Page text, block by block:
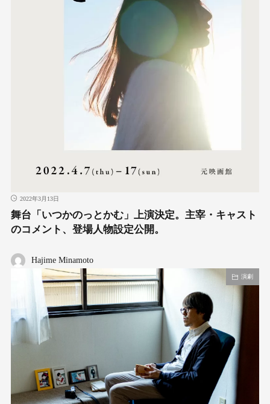
2022年3月13日
舞台「いつかのっとかむ」上演決定。主宰・キャスト
のコメント、登場人物設定公開。
Hajime Minamoto
演劇